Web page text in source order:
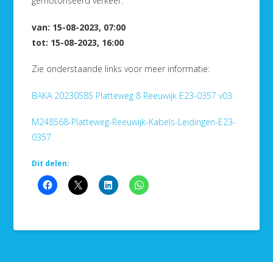
van: 15-08-2023, 07:00
tot: 15-08-2023, 16:00
Zie onderstaande links voor meer informatie:
BAKA 20230585 Platteweg 8 Reeuwijk E23-0357 v03
M248568-Platteweg-Reeuwijk-Kabels-Leidingen-E23-
0357
Dit delen: